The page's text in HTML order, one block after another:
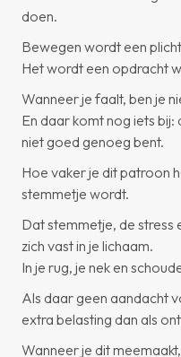
doen.
Bewegen wordt een
Het wordt een opdracht
Wanneer je faalt, ben je
En daar komt nog iets
niet goed genoeg bent.
Hoe vaker je dit patroon
stemmetje wordt.
Dat stemmetje, de stress
zich vast in je lichaam.
In je rug, je nek en
Als daar geen aandacht
extra belasting dan als
Wanneer je dit